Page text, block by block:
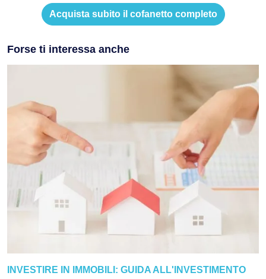
Acquista subito il cofanetto completo
Forse ti interessa anche
INVESTIRE IN IMMOBILI: GUIDA ALL'INVESTIMENTO